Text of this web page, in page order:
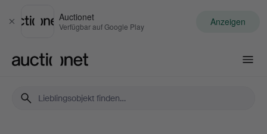
Schließen
Auctionet
Verfügbar auf Google Play Anzeigen